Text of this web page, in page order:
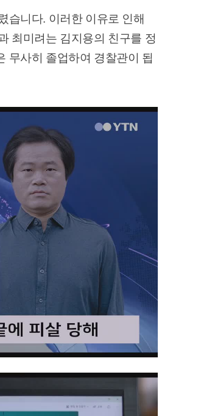
습니다. 이러한 이유로 인해
최미려는 김지용의 친구를 정
무사히 졸업하여 경찰관이 됩